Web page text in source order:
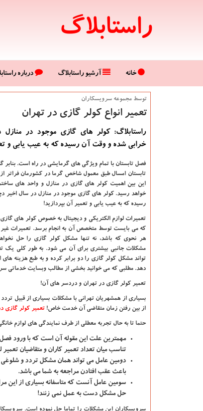
راستابلاگ
خانه آرشیو راستابلاگ درباره
توسط مجموعه سرویسكاران
تعمیر انواع كولر گازی در تهران
راستابلاگ: كولر های گازی موجود در منازل
خرابی شده و وقت آن رسیده كه به عیب یابی و
فصل تابستان با تمام ویژگی های گرمایشی در راه است. بنابر
تابستان امسال طبق معمول شاخص گرما در کشورمان فراتر
این بین اهمیت کولر های گازی در منازل و واحد های
خواهد رسید. کولر های گازی موجود در منازل در سال اخیر
رسیده که به عیب یابی و تعمیر آن بپردازید!
تعمیرات لوازم الکتریکی و دیجیتال به خصوص کولر های
که می بایست توسط متخصص آن به انجام برسد. تعمیرات غیر
هر نحوی که باشد، نه تنها مشکل کولر گازی را حل
مشکلات جانبی بیشتری برای آن می شود. به طور کلی یک
تواند مشکل کولر گازی را دو برابر کرده و به طبع هزینه های
دهد. مطلبی که می خوانید بخشی از مطالب وبسایت خدماتی
تعمیر کولر گازی در تهران و دردسر های آن!
بسیاری از همشهریان تهرانی با مشکلات بسیاری از قبیل
از بین رفتن زمان متقاضی آن خدمت خاص! تعمیر کولر گازی
حتما تا به حال تجربه معطلی از طرف نمایندگی های لوازم
مهمترین علت این مقوله آن است که با ورود فصل
تناسب میان تعداد تعمیر کاران و متقاضیان
دومین عامل می تواند همان مشکل تردد و شلوغی
باعث عقب افتادن مراجعه به شما می باشد.
سومین عامل آنست که متاسفانه بسیاری از
حل مشکل دست به عمل نمی زنند!